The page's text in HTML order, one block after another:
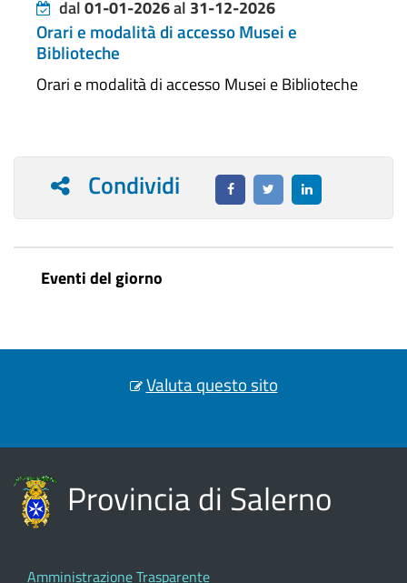
dal01-01-2026al 31-12-2026
Orari e modalità di accesso Musei e
Biblioteche
Orari e modalità di accesso Musei e Biblioteche
Condividi
Eventi del giorno
Valuta questo sito
Provincia di Salerno
Amministrazione Trasparente